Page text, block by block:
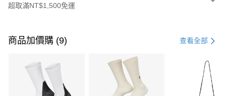
超取滿NT$1,500免運
信用卡一次付款
3 期 0 利率 每期 21家銀行
合作金庫商業銀行
第一商業銀行
商品加價購 (9) 查看全部